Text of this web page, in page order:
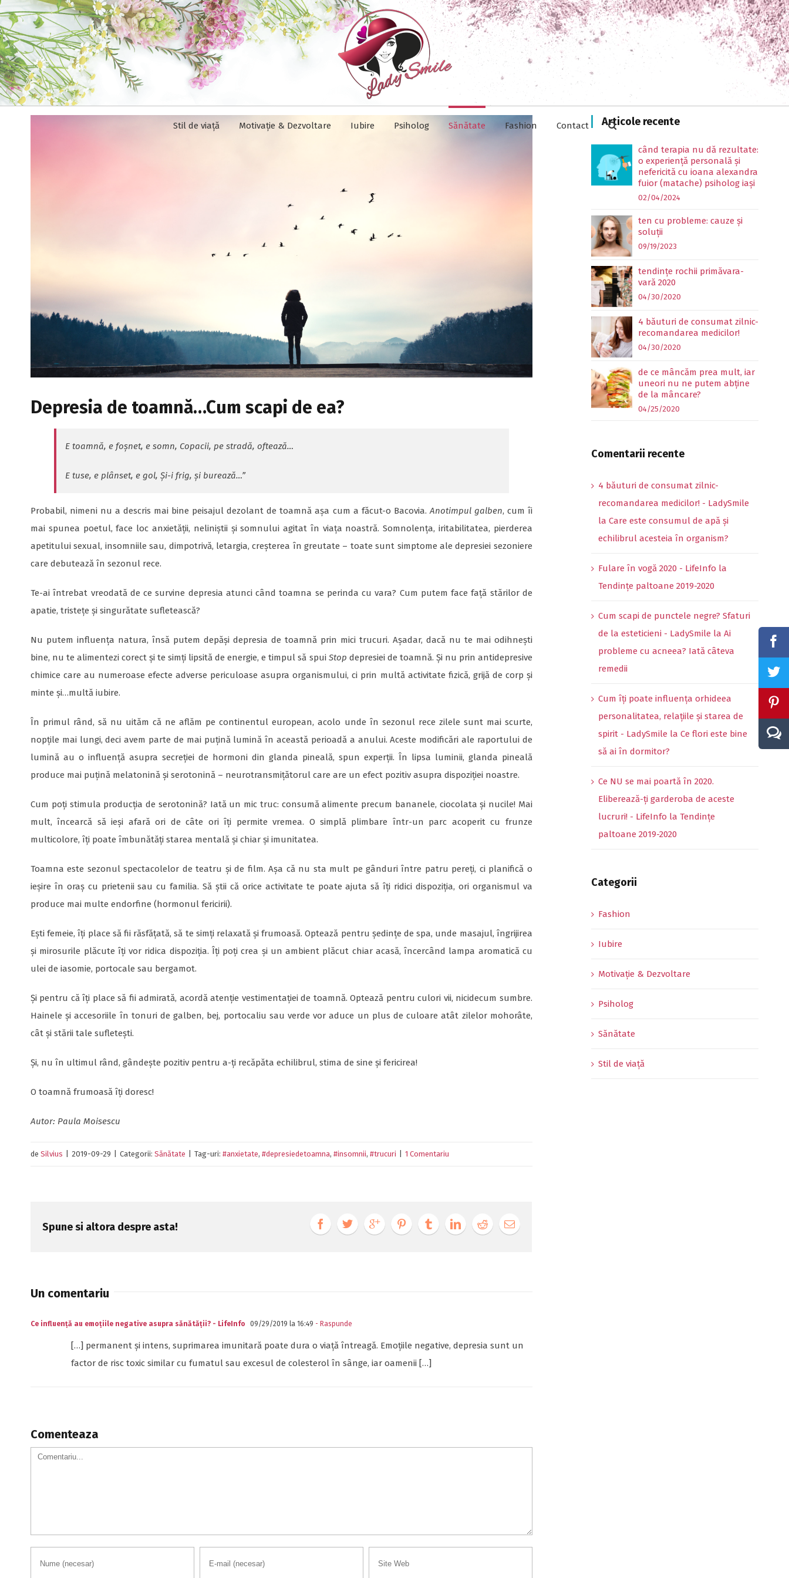
Stil de viață Motivație & Dezvoltare Iubire Psiholog Sănătate Fashion Contact
Depresia de toamnă…Cum scapi de ea?
E toamnă, e foșnet, e somn, Copacii, pe stradă, oftează…
E tuse, e plânset, e gol, Și-i frig, și burează…”
Probabil, nimeni nu a descris mai bine peisajul dezolant de toamnă așa cum a făcut-o Bacovia.Anotimpul galben, cum îi
mai spunea poetul, face loc anxietății, neliniștii și somnului agitat în viața noastră. Somnolența, iritabilitatea, pierderea
apetitului sexual, insomniile sau, dimpotrivă, letargia, creșterea în greutate – toate sunt simptome ale depresiei sezoniere
care debutează în sezonul rece.
Te-ai întrebat vreodată de ce survine depresia atunci când toamna se perinda cu vara? Cum putem face față stărilor de
apatie, tristețe și singurătate sufletească?
Nu putem influența natura, însă putem depăși depresia de toamnă prin mici trucuri. Așadar, dacă nu te mai odihnești
bine, nu te alimentezi corect și te simți lipsită de energie, e timpul să spui Stop depresiei de toamnă. Și nu prin antidepresive
chimice care au numeroase efecte adverse periculoase asupra organismului, ci prin multă activitate fizică, grijă de corp și
minte și…multă iubire.
În primul rând, să nu uităm că ne aflăm pe continentul european, acolo unde în sezonul rece zilele sunt mai scurte,
nopțile mai lungi, deci avem parte de mai puțină lumină în această perioadă a anului. Aceste modificări ale raportului de
lumină au o influență asupra secreției de hormoni din glanda pineală, spun experții. În lipsa luminii, glanda pineală
produce mai puțină melatonină și serotonină – neurotransmițătorul care are un efect pozitiv asupra dispoziției noastre.
Cum poți stimula producția de serotonină? Iată un mic truc: consumă alimente precum bananele, ciocolata și nucile! Mai
mult, încearcă să ieși afară ori de câte ori îți permite vremea. O simplă plimbare într-un parc acoperit cu frunze
multicolore, îți poate îmbunătăți starea mentală și chiar și imunitatea.
Toamna este sezonul spectacolelor de teatru și de film. Așa că nu sta mult pe gânduri între patru pereți, ci planifică o
ieșire în oraș cu prietenii sau cu familia. Să știi că orice activitate te poate ajuta să îți ridici dispoziția, ori organismul va
produce mai multe endorfine (hormonul fericirii).
Ești femeie, îți place să fii răsfățată, să te simți relaxată și frumoasă. Optează pentru ședințe de spa, unde masajul, îngrijirea
și mirosurile plăcute îți vor ridica dispoziția. Îți poți crea și un ambient plăcut chiar acasă, încercând lampa aromatică cu
ulei de iasomie, portocale sau bergamot.
Și pentru că îți place să fii admirată, acordă atenție vestimentației de toamnă. Optează pentru culori vii, nicidecum sumbre.
Hainele și accesoriile în tonuri de galben, bej, portocaliu sau verde vor aduce un plus de culoare atât zilelor mohorâte,
cât și stării tale sufletești.
Și, nu în ultimul rând, gândește pozitiv pentru a-ți recăpăta echilibrul, stima de sine și fericirea!
O toamnă frumoasă îți doresc!
Autor: Paula Moisescu
de Silvius 2019-09-29 Categorii: Sănătate Tag-uri: #anxietate, #depresiedetoamna, #insomnii, #trucuri 1 Comentariu
Spune si altora despre asta!
Un comentariu
Ce influență au emoțiile negative asupra sănătății? - LifeInfo 09/29/2019 la 16:49 - Raspunde
[…] permanent și intens, suprimarea imunitară poate dura o viață întreagă. Emoțiile negative, depresia sunt un
factor de risc toxic similar cu fumatul sau excesul de colesterol în sânge, iar oamenii […]
Comenteaza
Articole recente
când terapia nu dă rezultate:
o experiență personală și
nefericită cu ioana alexandra
fuior (matache) psiholog iași
02/04/2024
ten cu probleme: cauze și
soluții
09/19/2023
tendințe rochii primăvara-
vară 2020
04/30/2020
4 băuturi de consumat zilnic-
recomandarea medicilor!
04/30/2020
de ce mâncăm prea mult, iar
uneori nu ne putem abține
de la mâncare?
04/25/2020
Comentarii recente
4 băuturi de consumat zilnic-
recomandarea medicilor! - LadySmile
la Care este consumul de apă și
echilibrul acesteia în organism?
Fulare în vogă 2020 - LifeInfo la
Tendințe paltoane 2019-2020
Cum scapi de punctele negre? Sfaturi
de la esteticieni - LadySmile la Ai
probleme cu acneea? Iată câteva
remedii
Cum îți poate influența orhideea
personalitatea, relațiile și starea de
spirit - LadySmile la Ce flori este bine
să ai în dormitor?
Ce NU se mai poartă în 2020.
Eliberează-ți garderoba de aceste
lucruri! - LifeInfo la Tendințe
paltoane 2019-2020
Categorii
Fashion
Iubire
Motivație & Dezvoltare
Psiholog
Sănătate
Stil de viață